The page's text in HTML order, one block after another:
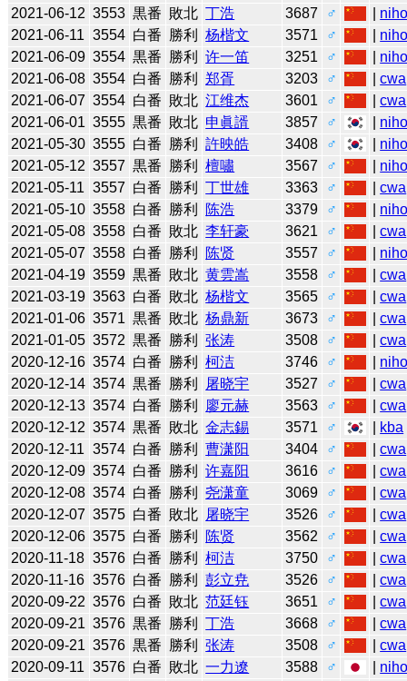
2021-06-12 3553 黒番 敗北 丁浩 3687 ♂
2021-06-11 3554 白番 勝利 杨楷文 3571 ♂
2021-06-09 3554 黒番 勝利 许一笛 3251 ♂
2021-06-08 3554 白番 勝利 郑胥 3203 ♂ |cwa
2021-06-07 3554 白番 敗北 江维杰 3601 ♂ |cwa
2021-06-01 3555 黒番 敗北 申眞諝 3857 ♂
2021-05-30 3555 白番 勝利 許映皓 3408 ♂
2021-05-12 3557 黒番 勝利 檀嘯 3567 ♂
2021-05-11 3557 白番 勝利 丁世雄 3363 ♂ |cwa
2021-05-10 3558 白番 勝利 陈浩 3379 ♂
2021-05-08 3558 白番 敗北 李轩豪 3621 ♂ |cwa
2021-05-07 3558 白番 勝利 陈贤 3557 ♂
2021-04-19 3559 黒番 敗北 黄雲嵩 3558 ♂ |cwa
2021-03-19 3563 白番 敗北 杨楷文 3565 ♂ |cwa
2021-01-06 3571 黒番 敗北 杨鼎新 3673 ♂ |cwa
2021-01-05 3572 黒番 勝利 张涛 3508 ♂ |cwa
2020-12-16 3574 白番 勝利 柯洁 3746 ♂
2020-12-14 3574 黒番 勝利 屠晓宇 3527 ♂ |cwa
2020-12-13 3574 白番 勝利 廖元赫 3563 ♂ |cwa
2020-12-12 3574 黒番 敗北 金志錫 3571 ♂ kba
2020-12-11 3574 白番 勝利 曹潇阳 3404 ♂ |cwa
2020-12-09 3574 白番 勝利 许嘉阳 3616 ♂ |cwa
2020-12-08 3574 白番 勝利 尧潇童 3069 ♂ |cwa
2020-12-07 3575 白番 敗北 屠晓宇 3526 ♂ |cwa
2020-12-06 3575 白番 勝利 陈贤 3562 ♂ |cwa
2020-11-18 3576 白番 勝利 柯洁 3750 ♂ |cwa
2020-11-16 3576 白番 勝利 彭立尭 3526 ♂ |cwa
2020-09-22 3576 白番 敗北 范廷钰 3651 ♂ |cwa
2020-09-21 3576 黒番 勝利 丁浩 3668 ♂ |cwa
2020-09-21 3576 黒番 勝利 张涛 3508 ♂ |cwa
2020-09-11 3576 白番 敗北 一力遼 3588 ♂